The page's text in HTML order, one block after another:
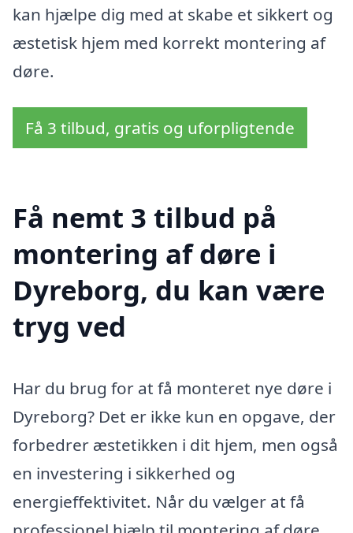
kan hjælpe dig med at skabe et sikkert og
æstetisk hjem med korrekt montering af
døre.
Få 3 tilbud, gratis og uforpligtende
Få nemt 3 tilbud på
montering af døre i
Dyreborg, du kan være
tryg ved
Har du brug for at få monteret nye døre i
Dyreborg? Det er ikke kun en opgave, der
forbedrer æstetikken i dit hjem, men også
en investering i sikkerhed og
energieffektivitet. Når du vælger at få